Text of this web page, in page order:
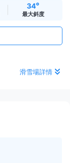
34°
最大斜度
滑雪場詳情